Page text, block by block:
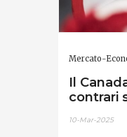
Mercato-
Il
contrari
10-Mar-2025